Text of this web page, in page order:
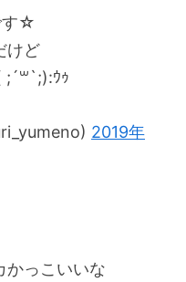
す☆
けど
ｳｩ
2019年
かっこいいな